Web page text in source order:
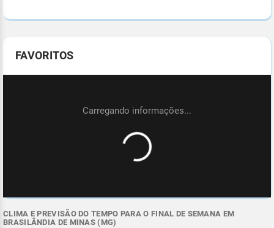
FAVORITOS
CLIMA E PREVISÃO DO TEMPO PARA O FINAL DE SEMANA EM
BRASILÂNDIA DE MINAS (MG)